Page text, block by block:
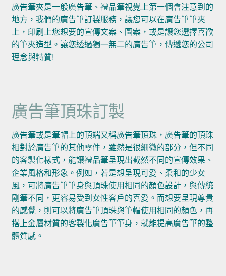
廣告筆夾是一般廣告筆、禮品筆視覺上第一個會注意到的
地方，我們的廣告筆訂製服務，讓您可以在廣告筆筆夾
上，印刷上您想要的宣傳文案、圖案，或是讓您選擇喜歡
的筆夾造型。讓您透過獨一無二的廣告筆，傳遞您的公司
理念與特質!
廣告筆頂珠訂製
廣告筆或是筆帽上的頂端又稱廣告筆頂珠，廣告筆的頂珠
相對於廣告筆的其他零件，雖然是很細微的部分，但不同
的客製化樣式，能讓禮品筆呈現出截然不同的宣傳效果、
企業風格和形象。例如，若是想呈現可愛、柔和的少女
風，可將廣告筆筆身與頂珠使用相同的顏色設計，與傳統
剛筆不同，更容易受到女性客戶的喜愛。而想要呈現尊貴
的感覺，則可以將廣告筆頂珠與筆帽使用相同的顏色，再
搭上金屬材質的客製化廣告筆筆身，就能提高廣告筆的整
體質感。